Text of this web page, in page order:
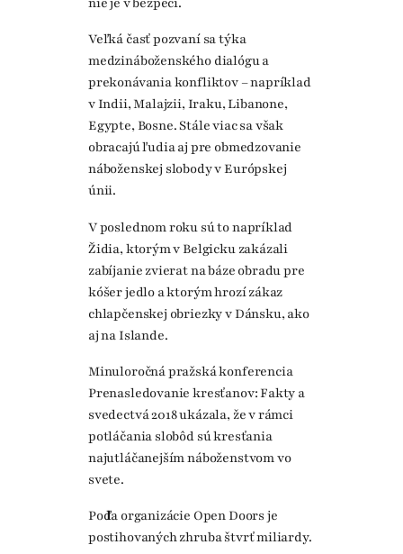
Veľká časť pozvaní sa týka
medzináboženského dialógu a
prekonávania konfliktov – napríklad
v Indii, Malajzii, Iraku, Libanone,
Egypte, Bosne. Stále viac sa však
obracajú ľudia aj pre obmedzovanie
náboženskej slobody v Európskej
únii.
V poslednom roku sú to napríklad
Židia, ktorým v Belgicku zakázali
zabíjanie zvierat na báze obradu pre
kóšer jedlo a ktorým hrozí zákaz
chlapčenskej obriezky v Dánsku, ako
aj na Islande.
Minuloročná pražská konferencia
Prenasledovanie kresťanov: Fakty a
svedectvá 2018 ukázala, že v rámci
potláčania slobôd sú kresťania
najutláčanejším náboženstvom vo
svete.
Podľa organizácie Open Doors je
postihovaných zhruba štvrť miliardy.